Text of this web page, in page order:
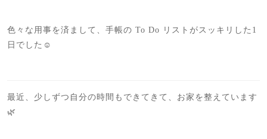
色々な用事を済まして、手帳の To Do リストがスッキリした1
日でした☺️
最近、少しずつ自分の時間もできてきて、お家を整えています
🌿